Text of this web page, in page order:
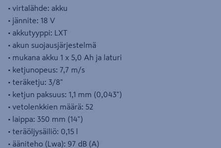
• virtalähde: akku
• jännite: 18 V
• akkutyyppi: LXT
• akun suojausjärjestelmä
• mukana akku 1 x 5,0 Ah ja laturi
• ketjunopeus: 7,7 m/s
• teräketju: 3/8"
• ketjun paksuus: 1,1 mm (0,043")
• vetolenkkien määrä: 52
• laippa: 350 mm (14")
• teräöljysäiliö: 0,15 l
• ääniteho (Lwa): 97 dB (A)